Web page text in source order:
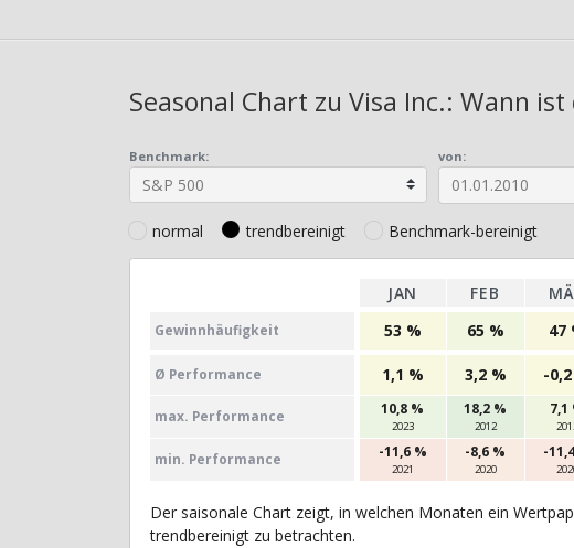
Seasonal Chart zu Visa Inc.: Wann
Benchmark: von:
normal trendbereinigt Benchmark-bereinigt
JAN FEB
Gewinn­häufig­keit 53 % 65 % 47
Ø Perfor­mance 1,1 % 3,2 % -
max. Per­for­mance 10,8 %
2023
18,2 %
2012
7,1
min. Per­for­mance -11,6 %
2021
-8,6 %
2020
-
Der saisonale Chart zeigt, in welchen Monaten ein
trendbereinigt zu betrachten.